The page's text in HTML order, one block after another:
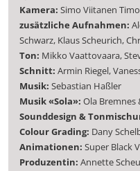
Kamera: Simo Viitanen
zusätzliche Aufnahmen:
Schwarz, Klaus Scheurich,
Ton: Mikko Vaattovaara,
Schnitt: Armin Riegel,
Musik: Sebastian Haßler
Musik «Sola»: Ola Bremnes
Sounddesign &
Colour Grading: Dany
Animationen: Super Black
Produzentin: Annette